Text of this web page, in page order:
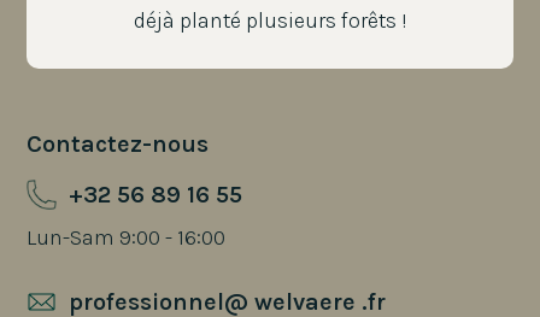
déjà planté plusieurs forêts !
Contactez-nous
+32 56 89 16 55
Lun-Sam 9:00 - 16:00
professionnel@ welvaere .fr